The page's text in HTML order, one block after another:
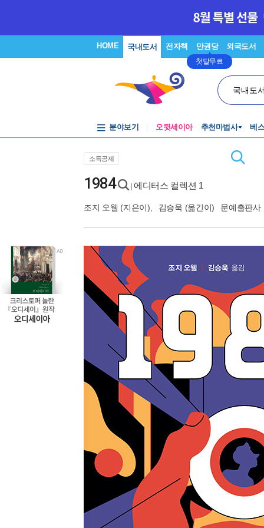
HOME 국내도서 전자책 만권당
첫달무료
외국도서
국내도
분야보기 오뒷세이아 추천마법사 베
소득공제
1984 에디터스 컬렉션 1
조지 오웰 (지은이), 김승욱 (옮긴이) 문예출판사